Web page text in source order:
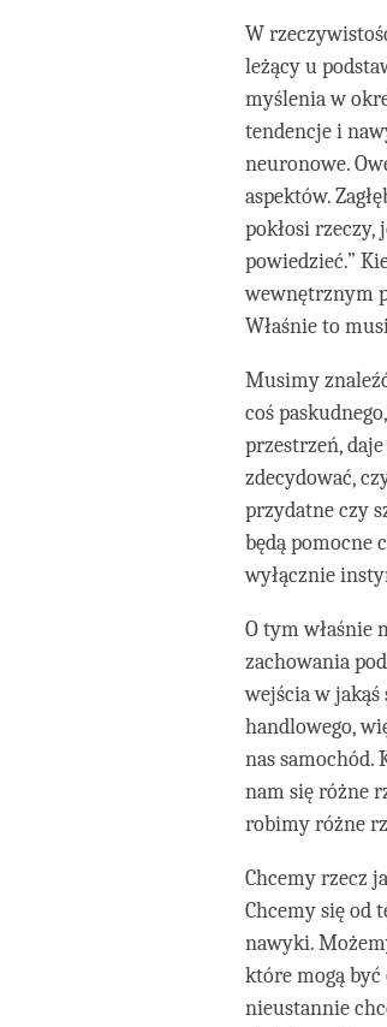
W
leżący u
myślenia w
tendencje i
neuronowe.
aspektów.
pokłosi rzeczy,
powiedzieć.”
wewnętrznym
Właśnie to
Musimy
coś
przestrzeń,
zdecydować,
przydatne czy
będą pomocne
wyłącznie
O tym właśnie
zachowania
wejścia w jakąś
handlowego,
nas samochód.
nam się różne
robimy różne
Chcemy rzecz
Chcemy się od
nawyki.
które mogą
nieustannie